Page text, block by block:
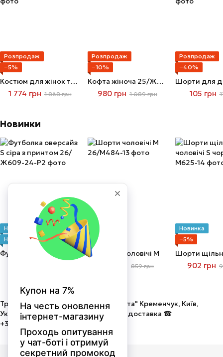
Розпродаж
−5%
Костюм для жінок теплий, фліс Malta M
1 774 грн 1 868 грн
Розпродаж
−10%
Кофта жіноча 25/Ж623-13 Malta
980 грн 1 089 грн
Розпродаж
−40%
105 грн
Новинки
Новинка
Новинка
Футболка оверсайз S сіра з принтом
Новинка
−5%
Шорти чоловічі M
859 грн
Новинка
−5%
902 грн
Трикотаж від виробника ТОВ "Мальта" Кременчук, Київ,
Україна. Оптом і в роздріб! Швидка доставка ☎
+380675058586